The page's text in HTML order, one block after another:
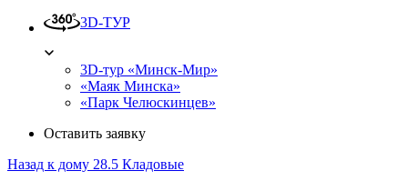
3D-ТУР
3D-тур «Минск-Мир»
«Маяк Минска»
«Парк Челюскинцев»
Оставить заявку
Назад к дому 28.5 Кладовые